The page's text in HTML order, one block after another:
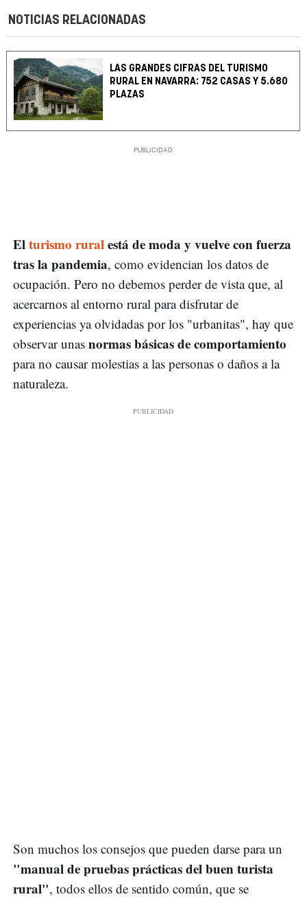
NOTICIAS RELACIONADAS
LAS GRANDES CIFRAS DEL TURISMO
RURAL EN NAVARRA: 752 CASAS Y 5.680
PLAZAS
Elturismo ruralestá de moda y vuelve con fuerza
tras la pandemia, como evidencian los datos de
ocupación. Pero no debemos perder de vista que, al
acercarnos al entorno rural para disfrutar de
experiencias ya olvidadas por los "urbanitas", hay que
observar unas normas básicas de comportamiento
para no causar molestias a las personas o daños a la
naturaleza.
Son muchos los consejos que pueden darse para un
"manual de pruebas prácticas del buen turista
rural", todos ellos de sentido común, que se